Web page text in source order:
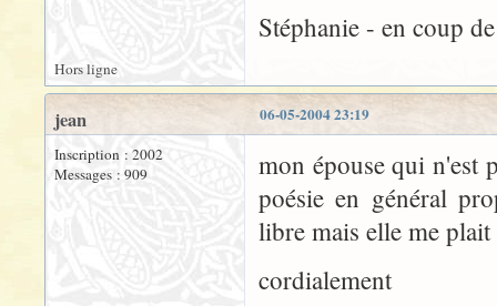
Stéphanie - en coup
Hors ligne
06-05-2004 23:19
jean
Inscription : 2002
Messages : 909
mon épouse qui n'est
poésie en général
libre mais elle me plait
cordialement